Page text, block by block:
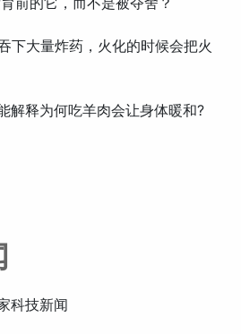
下大量炸药，火化的时候会把火
解释为何吃羊肉会让身体暖和?
科技新闻